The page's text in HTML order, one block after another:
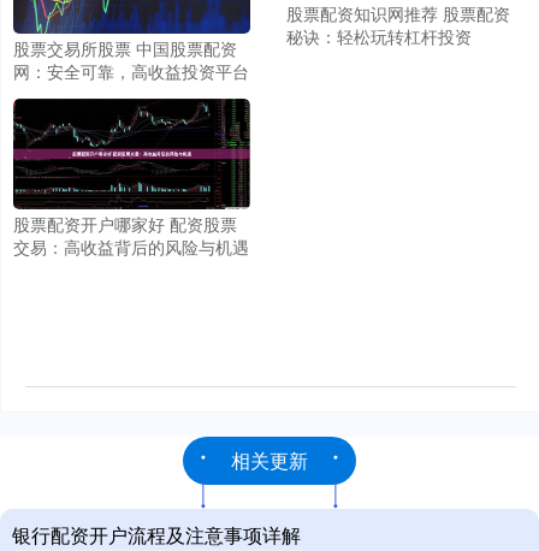
股票交易所股票 中国股票配资
网：安全可靠，高收益投资平台
股票配资知识网推荐 股票配资
秘诀：轻松玩转杠杆投资
股票配资开户哪家好 配资股票
交易：高收益背后的风险与机遇
相关更新
银行配资开户流程及注意事项详解